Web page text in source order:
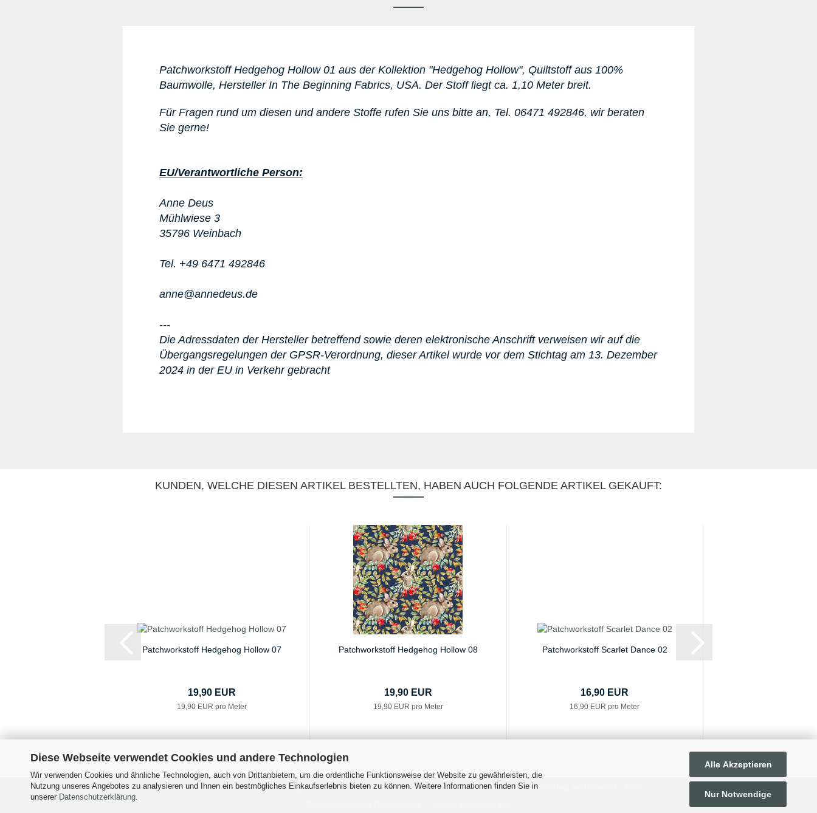
Diese Webseite verwendet Cookies und andere Technologien
Wir verwenden Cookies und ähnliche Technologien, auch von Drittanbietern, um die ordentliche Funktionsweise der Website zu gewährleisten, die
Nutzung unseres Angebotes zu analysieren und Ihnen ein bestmögliches Einkaufserlebnis bieten zu können. Weitere Informationen finden Sie in
unserer Datenschutzerklärung
Alle Akzeptieren
Nur Notwendige
Patchworkstoff Hedgehog Hollow 01 aus der Kollektion "Hedgehog Hollow", Quiltstoff aus 100%
Baumwolle, Hersteller In The Beginning Fabrics, USA. Der Stoff liegt ca. 1,10 Meter breit.
Für Fragen rund um diesen und andere Stoffe rufen Sie uns bitte an, Tel. 06471 492846, wir beraten
Sie gerne!
EU/Verantwortliche Person:
Anne Deus
Mühlwiese 3
35796 Weinbach
Tel. +49 6471 492846
anne@annedeus.de
---
Die Adressdaten der Hersteller betreffend sowie deren elektronische Anschrift verweisen wir auf die
Übergangsregelungen der GPSR-Verordnung, dieser Artikel wurde vor dem Stichtag am 13. Dezember
2024 in der EU in Verkehr gebracht
KUNDEN, WELCHE DIESEN ARTIKEL BESTELLTEN, HABEN AUCH FOLGENDE ARTIKEL GEKAUFT:
Patchworkstoff Hedgehog Hollow 07
19,90 EUR
19,90 EUR pro Meter
Patchworkstoff Hedgehog Hollow 08
19,90 EUR
19,90 EUR pro Meter
Patchworkstoff Scarlet Dance 02
16,90 EUR
16,90 EUR pro Meter
Impressum Versand- & Zahlungsbedingungen Widerrufsrecht & Muster-Widerrufsformular